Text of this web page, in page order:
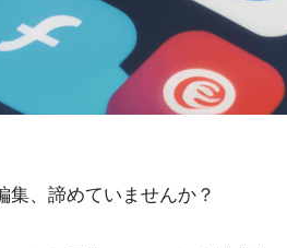
集、諦めていませんか？